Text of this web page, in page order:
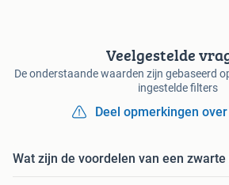
Veelgestelde
De onderstaande waarden zijn gebaseerd
ingestelde filters
Deel opmerkingen
Wat zijn de voordelen van een